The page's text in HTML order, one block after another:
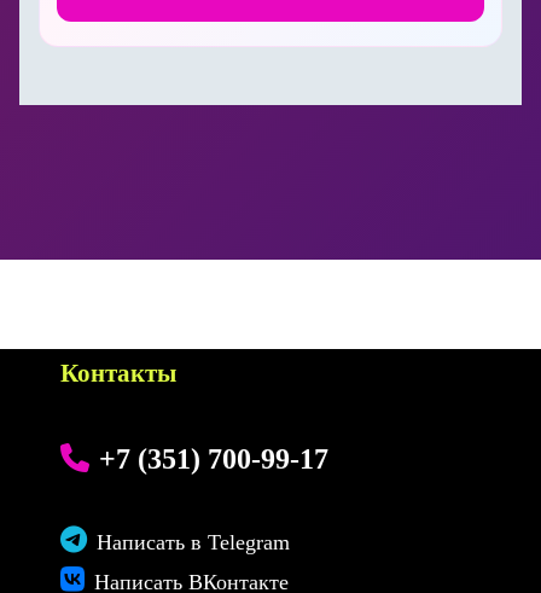
Контакты
+7 (351) 700-99-17
Написать в Telegram
Написать ВКонтакте